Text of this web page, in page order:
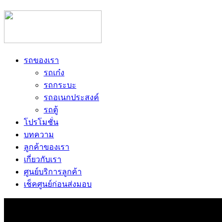
รถของเรา
รถเก๋ง
รถกระบะ
รถอเนกประสงค์
รถตู้
โปรโมชั่น
บทความ
ลูกค้าของเรา
เกี่ยวกับเรา
ศูนย์บริการลูกค้า
เช็คศูนย์ก่อนส่งมอบ